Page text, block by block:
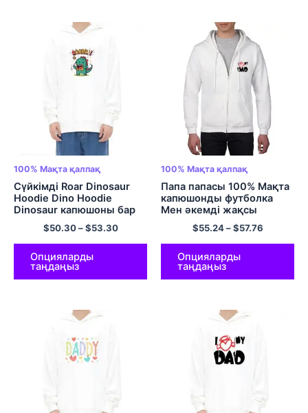
100% Мақта қалпақ
Сүйкімді Roar Dinosaur
Hoodie Dino Hoodie
Dinosaur капюшоны бар
жемпір 100% Мақта
жұмсақ ересектерге
арналған динозавр
қалпақтары үлкен
өлшемді гастрюльдер EU
өлшемді юбкалары көп
$50.30–$53.30
Опцияларды
таңдаңыз
100% Мақта қалпақ
Папа папасы 100% Мақта
капюшонды футболка
Мен әкемді жақсы
көремін.
$55.24–$57.76
Опцияларды
таңдаңыз